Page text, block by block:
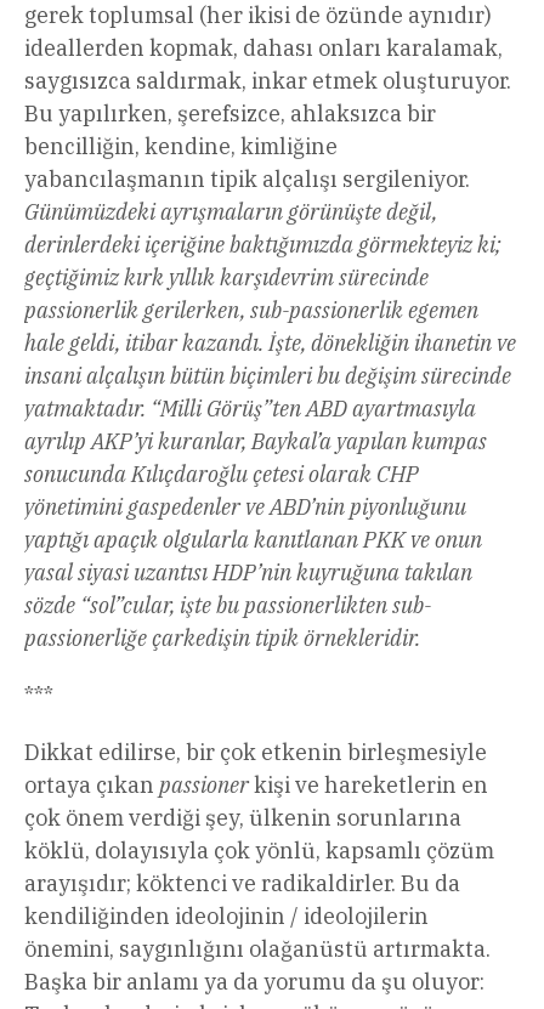
gerek toplumsal (her ikisi de özünde aynıdır)
ideallerden kopmak, dahası onları karalamak,
saygısızca saldırmak, inkar etmek oluşturuyor.
Bu yapılırken, şerefsizce, ahlaksızca bir
bencilliğin, kendine, kimliğine
yabancılaşmanın tipik alçalışı sergileniyor.
Günümüzdeki ayrışmaların görünüşte değil,
derinlerdeki içeriğine baktığımızda görmekteyiz ki;
geçtiğimiz kırk yıllık karşıdevrim sürecinde
passionerlik gerilerken, sub-passionerlik egemen
hale geldi, itibar kazandı. İşte, dönekliğin ihanetin ve
insani alçalışın bütün biçimleri bu değişim sürecinde
yatmaktadır. “Milli Görüş”ten ABD ayartmasıyla
ayrılıp AKP’yi kuranlar, Baykal’a yapılan kumpas
sonucunda Kılıçdaroğlu çetesi olarak CHP
yönetimini gaspedenler ve ABD’nin piyonluğunu
yaptığı apaçık olgularla kanıtlanan PKK ve onun
yasal siyasi uzantısı HDP’nin kuyruğuna takılan
sözde “sol”cular, işte bu passionerlikten sub-
passionerliğe çarkedişin tipik örnekleridir.
***
Dikkat edilirse, bir çok etkenin birleşmesiyle
ortaya çıkan passionerkişi ve hareketlerin en
çok önem verdiği şey, ülkenin sorunlarına
köklü, dolayısıyla çok yönlü, kapsamlı çözüm
arayışıdır; köktenci ve radikaldirler. Bu da
kendiliğinden ideolojinin / ideolojilerin
önemini, saygınlığını olağanüstü artırmakta.
Başka bir anlamı ya da yorumu da şu oluyor: